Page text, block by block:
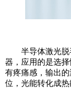
半导体激光脱
器，应用的是选
有疼痛感，输出
位，光能转化成